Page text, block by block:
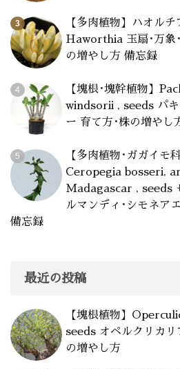
【多肉植物】ハオルチ
Haworthia 玉扇･万象
の増やし方 備忘録
【塊根･塊幹植物】
windsorii , seeds パキ
ー 育て方･株の増やし
【多肉植物･ガガイモ
Ceropegia bosseri,
Madagascar , seeds
ルマンディ･シモネア
備忘録
最近の投稿
【塊根植物】
seeds オペルクリカ
の増やし方